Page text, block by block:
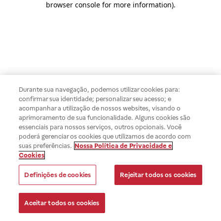
browser console for more information).
Durante sua navegação, podemos utilizar cookies para:
confirmar sua identidade; personalizar seu acesso; e
acompanhar a utilização de nossos websites, visando o
aprimoramento de sua funcionalidade. Alguns cookies são
essenciais para nossos serviços, outros opcionais. Você
poderá gerenciar os cookies que utilizamos de acordo com
suas preferências. Nossa Política de Privacidade e
Cookies
Definições de cookies Rejeitar todos os cookies
Aceitar todos os cookies